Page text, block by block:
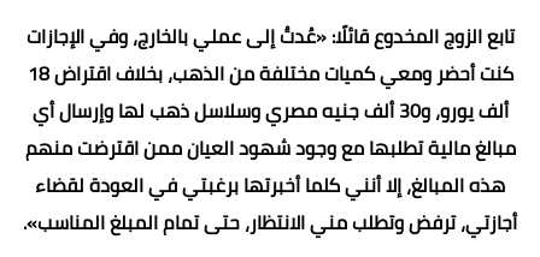
تابع الزوج المخدوع قائلًا: «عُدتُ إلى عملي بالخارج، وفي الإجازات
كنت أحضر ومعي كميات مختلفة من الذهب، بخلاف اقتراض 18
ألف يورو، و30 ألف جنيه مصري وسلاسل ذهب لها وإرسال أي
مبالغ مالية تطلبها مع وجود شهود العيان ممن اقترضت منهم
هذه المبالغ، إلا أنني كلما أخبرتها برغبتي في العودة لقضاء
أجازتي، ترفض وتطلب مني الانتظار، حتى تمام المبلغ المناسب».